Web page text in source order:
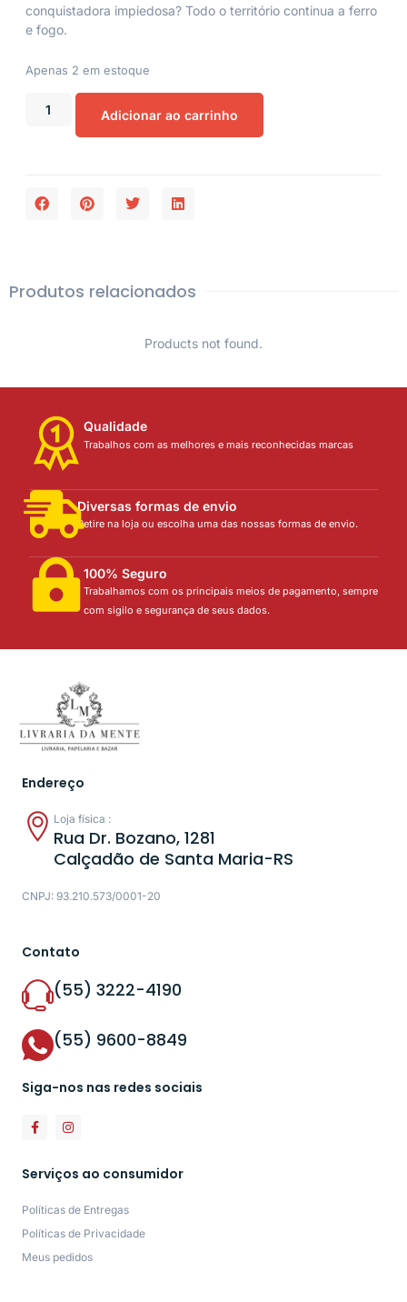
conquistadora impiedosa? Todo o território continua a ferro
e fogo.
Apenas 2 em estoque
Adicionar ao carrinho
Produtos relacionados
Products not found.
Qualidade
Trabalhos com as melhores e mais reconhecidas marcas
Diversas formas de envio
Retire na loja ou escolha uma das nossas formas de envio.
100% Seguro
Trabalhamos com os principais meios de pagamento, sempre
com sigilo e segurança de seus dados.
Endereço
Loja física :
Rua Dr. Bozano, 1281
Calçadão de Santa Maria-RS
CNPJ: 93.210.573/0001-20
Contato
(55) 3222-4190
(55) 9600-8849
Siga-nos nas redes sociais
Serviços ao consumidor
Políticas de Entregas
Políticas de Privacidade
Meus pedidos